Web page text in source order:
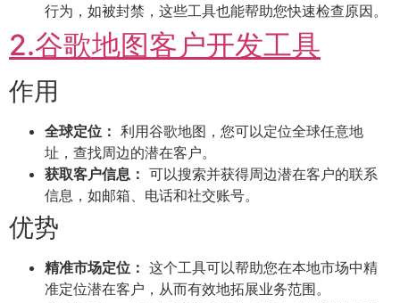
行为，如被封禁，这些工具也能帮助您快速检查原因。
2.谷歌地图客户开发工具
作用
全球定位： 利用谷歌地图，您可以定位全球任意地
址，查找周边的潜在客户。
获取客户信息： 可以搜索并获得周边潜在客户的联系
信息，如邮箱、电话和社交账号。
优势
精准市场定位： 这个工具可以帮助您在本地市场中精
准定位潜在客户，从而有效地拓展业务范围。